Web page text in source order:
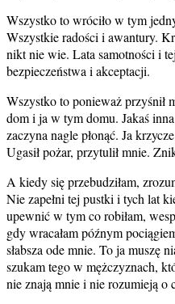
Wszystko to wróciło w tym
Wszystkie radości i awantury.
nikt nie wie. Lata samotności i
bezpieczeństwa i akceptacji.
Wszystko to ponieważ przyśnił
dom i ja w tym domu. Jakaś
zaczyna nagle płonąć. Ja
Ugasił pożar, przytulił mnie.
A kiedy się przebudziłam,
Nie zapełni tej pustki i tych lat
upewnić w tym co robiłam,
gdy wracałam późnym
słabsza ode mnie. To ja muszę
szukam tego w mężczyznach,
nie znają mnie i nie rozumieją o